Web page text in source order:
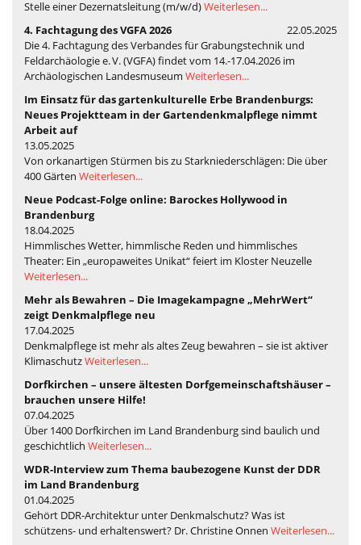
Stelle einer Dezernatsleitung (m/w/d)Weiterlesen...
4. Fachtagung des VGFA 2026
22.05.2025
Die 4. Fachtagung des Verbandes für Grabungstechnik und
Feldarchäologie e. V. (VGFA) findet vom 14.-17.04.2026 im
Archäologischen Landesmuseum Weiterlesen...
Im Einsatz für das gartenkulturelle Erbe Brandenburgs:
Neues Projektteam in der Gartendenkmalpflege nimmt
Arbeit auf
13.05.2025
Von orkanartigen Stürmen bis zu Starkniederschlägen: Die über
400 Gärten Weiterlesen...
Neue Podcast-Folge online: Barockes Hollywood in
Brandenburg
18.04.2025
Himmlisches Wetter, himmlische Reden und himmlisches
Theater: Ein „europaweites Unikat“ feiert im Kloster Neuzelle
Weiterlesen...
Mehr als Bewahren – Die Imagekampagne „MehrWert“
zeigt Denkmalpflege neu
17.04.2025
Denkmalpflege ist mehr als altes Zeug bewahren – sie ist aktiver
KlimaschutzWeiterlesen...
Dorfkirchen – unsere ältesten Dorfgemeinschaftshäuser –
brauchen unsere Hilfe!
07.04.2025
Über 1400 Dorfkirchen im Land Brandenburg sind baulich und
geschichtlich Weiterlesen...
WDR-Interview zum Thema baubezogene Kunst der DDR
im Land Brandenburg
01.04.2025
Gehört DDR-Architektur unter Denkmalschutz? Was ist
schützens- und erhaltenswert? Dr. Christine Onnen Weiterlesen...